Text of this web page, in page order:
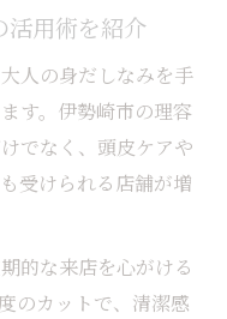
活用術を紹介
人の身だしなみを手
す。伊勢崎市の理容
でなく、頭皮ケアや
受けられる店舗が増
的な来店を心がける
のカットで、清潔感